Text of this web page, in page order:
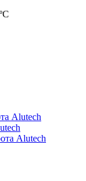
Alutech
Alutech